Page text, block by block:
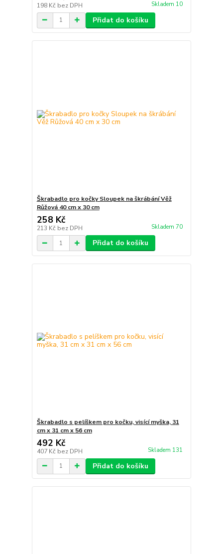
198 Kč bez DPH Skladem 10
Přidat do košíku
Škrabadlo pro kočky Sloupek na škrábání Věž
Růžová 40 cm x 30 cm
258 Kč
213 Kč bez DPH Skladem 70
Přidat do košíku
Škrabadlo s pelíškem pro kočku, visící myška, 31
cm x 31 cm x 56 cm
492 Kč
407 Kč bez DPH Skladem 131
Přidat do košíku